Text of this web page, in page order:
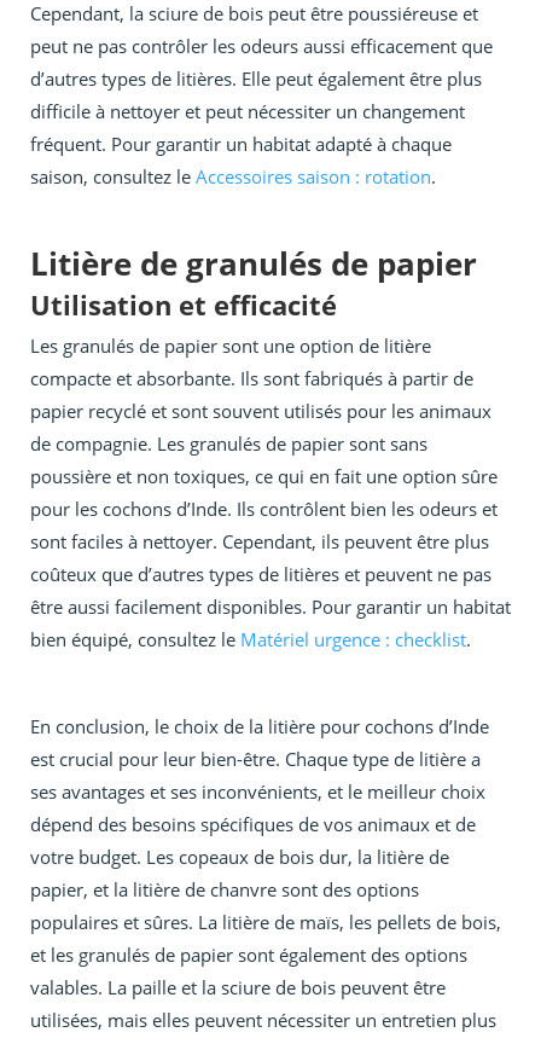
Cependant, la sciure de bois peut être poussiéreuse et
peut ne pas contrôler les odeurs aussi efficacement que
d’autres types de litières. Elle peut également être plus
difficile à nettoyer et peut nécessiter un changement
fréquent. Pour garantir un habitat adapté à chaque
saison, consultez le Accessoires saison : rotation.
Litière de granulés de papier
Utilisation et efficacité
Les granulés de papier sont une option de litière
compacte et absorbante. Ils sont fabriqués à partir de
papier recyclé et sont souvent utilisés pour les animaux
de compagnie. Les granulés de papier sont sans
poussière et non toxiques, ce qui en fait une option sûre
pour les cochons d’Inde. Ils contrôlent bien les odeurs et
sont faciles à nettoyer. Cependant, ils peuvent être plus
coûteux que d’autres types de litières et peuvent ne pas
être aussi facilement disponibles. Pour garantir un habitat
bien équipé, consultez le Matériel urgence : checklist.
En conclusion, le choix de la litière pour cochons d’Inde
est crucial pour leur bien-être. Chaque type de litière a
ses avantages et ses inconvénients, et le meilleur choix
dépend des besoins spécifiques de vos animaux et de
votre budget. Les copeaux de bois dur, la litière de
papier, et la litière de chanvre sont des options
populaires et sûres. La litière de maïs, les pellets de bois,
et les granulés de papier sont également des options
valables. La paille et la sciure de bois peuvent être
utilisées, mais elles peuvent nécessiter un entretien plus